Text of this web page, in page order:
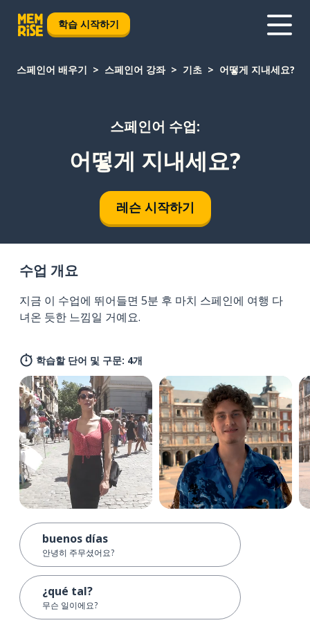
학습 시작하기
스페인어 배우기 스페인어 강좌 기초 어떻게 지내세요?
스페인어 수업:
어떻게 지내세요?
레슨 시작하기
수업 개요
지금 이 수업에 뛰어들면 5분 후 마치 스페인에 여행 다
녀온 듯한 느낌일 거예요.
학습할 단어 및 구문: 4개
buenos días
안녕히 주무셨어요?
¿qué tal?
무슨 일이에요?